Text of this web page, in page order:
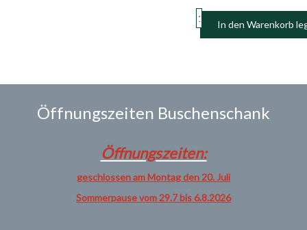
In den Warenkorb
Öffnungszeiten Buschenschank
Öffnungszeiten:
geschlossen am Montag den 20. Juli
Sommerpause vom 29.7 bis 6.8.2026